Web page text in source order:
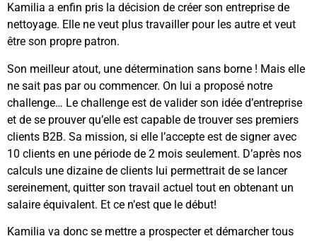
Kamilia a enfin pris la décision de créer son entreprise de
nettoyage. Elle ne veut plus travailler pour les autre et veut
être son propre patron.
Son meilleur atout, une détermination sans borne ! Mais elle
ne sait pas par ou commencer. On lui a proposé notre
challenge… Le challenge est de valider son idée d’entreprise
et de se prouver qu’elle est capable de trouver ses premiers
clients B2B. Sa mission, si elle l’accepte est de signer avec
10 clients en une période de 2 mois seulement. D’après nos
calculs une dizaine de clients lui permettrait de se lancer
sereinement, quitter son travail actuel tout en obtenant un
salaire équivalent. Et ce n’est que le début!
Kamilia va donc se mettre a prospecter et démarcher tous